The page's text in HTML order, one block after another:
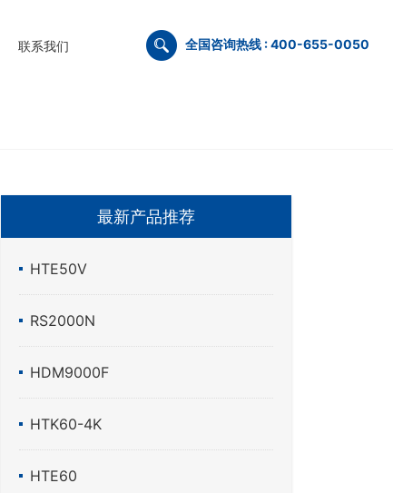
联系我们 全国咨询热线 : 400-655-0050
最新产品推荐
HTE50V
RS2000N
HDM9000F
HTK60-4K
HTE60